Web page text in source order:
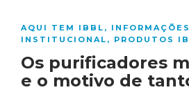
AQUI TEM IBBL ,
INSTITUCIONAL , PRODUTOS
Os purificadores
e o motivo de